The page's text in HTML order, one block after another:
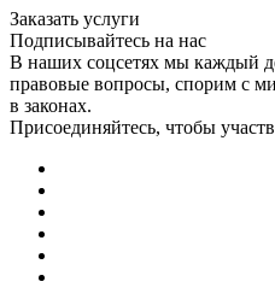
Заказать услуги
Подписывайтесь на нас
В наших соцсетях мы каждый
правовые вопросы, спорим с
в законах.
Присоединяйтесь, чтобы